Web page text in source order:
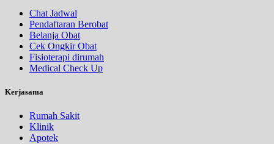
Chat Jadwal
Pendaftaran Berobat
Belanja Obat
Cek Ongkir Obat
Fisioterapi dirumah
Medical Check Up
Kerjasama
Rumah Sakit
Klinik
Apotek